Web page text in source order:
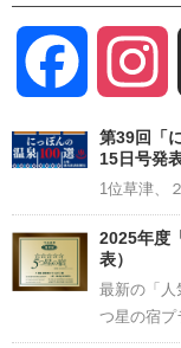
Facebook
第39回「
15日号発表
1位草津、
2025年度
表）
最新の「人
つ星の宿プ